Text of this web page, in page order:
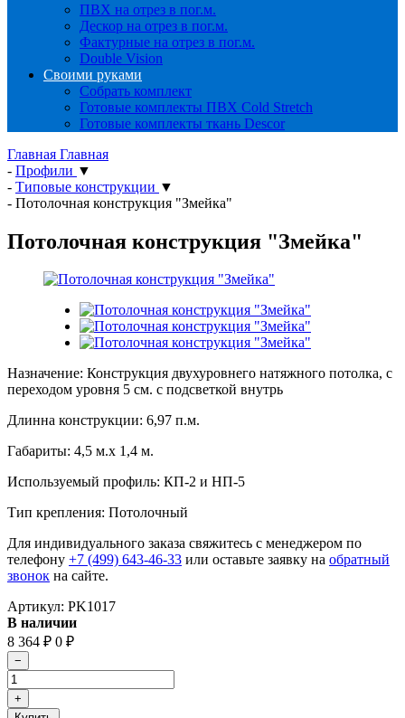
ПВХ на отрез в пог.м.
Дескор на отрез в пог.м.
Фактурные на отрез в пог.м.
Double Vision
Своими руками
Собрать комплект
Готовые комплекты ПВХ Cold Stretch
Готовые комплекты ткань Descor
Главная Главная
- Профили ▼
- Типовые конструкции ▼
- Потолочная конструкция "Змейка"
Потолочная конструкция "Змейка"
Назначение: Конструкция двухуровнего натяжного потолка, с
переходом уровня 5 см. с подсветкой внутрь
Длинна конструкции: 6,97 п.м.
Габариты: 4,5 м.х 1,4 м.
Используемый профиль: КП-2 и НП-5
Тип крепления: Потолочный
Для индивидуального заказа свяжитесь с менеджером по
телефону +7 (499) 643-46-33 или оставьте заявку на обратный
звонок на сайте.
Артикул: PK1017
В наличии
8 364 ₽ 0 ₽